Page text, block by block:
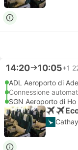
14:20 10:05+1
ADL Aeroporto di
Connessione
SGN Aeroporto di